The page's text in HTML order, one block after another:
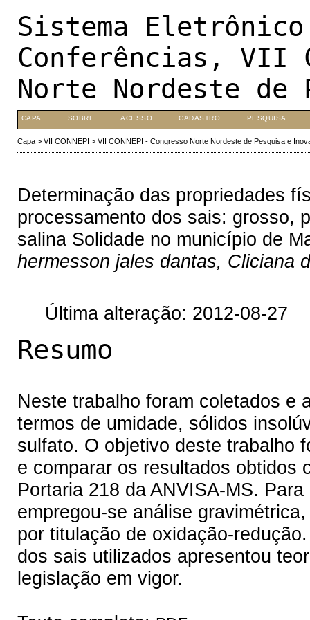
Sistema
Conferências, VII
Norte Nordeste de
CAPA SOBRE ACESSO CADASTRO PESQUISA
Capa> VII CONNEPI > VII CONNEPI - Congresso Norte Nordeste de Pesquisa e
Determinação das propriedades
processamento dos sais: grosso,
salina Solidade no município de
hermesson jales dantas, Cliciana
Última alteração: 2012-08-27
Resumo
Neste trabalho foram coletados e
termos de umidade, sólidos
sulfato. O objetivo deste trabalho
e comparar os resultados obtidos
Portaria 218 da ANVISA-MS.
empregou-se análise
por titulação de oxidação-
dos sais utilizados apresentou
legislação em vigor.